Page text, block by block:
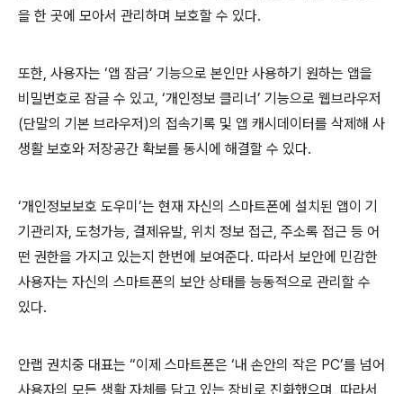
을 한 곳에 모아서 관리하며 보호할 수 있다.
또한, 사용자는 ‘앱 잠금’ 기능으로 본인만 사용하기 원하는 앱을
비밀번호로 잠글 수 있고, ‘개인정보 클리너’ 기능으로 웹브라우저
(단말의 기본 브라우저)의 접속기록 및 앱 캐시데이터를 삭제해 사
생활 보호와 저장공간 확보를 동시에 해결할 수 있다.
‘개인정보보호 도우미’는 현재 자신의 스마트폰에 설치된 앱이 기
기관리자, 도청가능, 결제유발, 위치 정보 접근, 주소록 접근 등 어
떤 권한을 가지고 있는지 한번에 보여준다. 따라서 보안에 민감한
사용자는 자신의 스마트폰의 보안 상태를 능동적으로 관리할 수
있다.
안랩 권치중 대표는 “이제 스마트폰은 ‘내 손안의 작은 PC’를 넘어
사용자의 모든 생활 자체를 담고 있는 장비로 진화했으며, 따라서